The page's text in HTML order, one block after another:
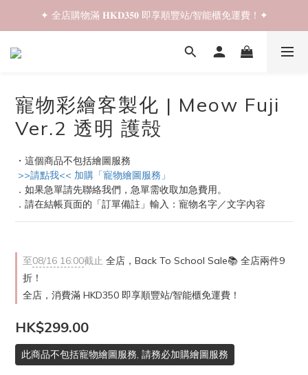
✦ 𝐁𝐚𝐜𝐤 𝐓𝐨 𝐒𝐜𝐡𝐨𝐨𝐥 𝐒𝐚𝐥𝐞📚 全店兩件𝟗折！✦
✦ 全店購物滿 𝐇𝐊𝐃𝟑𝟓𝟎 即享順豐站/智能櫃免運費！✦
✦ 𝐁𝐚𝐜𝐤 𝐓𝐨 𝐒𝐜𝐡𝐨𝐨𝐥 𝐒𝐚𝐥𝐞📚 全店兩件𝟗折！✦
寵物彩繪客製化 | Meow Fuji
Ver.2 透明 護殻
・這個商品不包括繪圖服務
>>請點我<< 加購「寵物繪圖服務」
．如果急單請先聯絡我們，急單需收取加急費用。
．請在結帳頁面的「訂單備註」輸入：寵物名字／文字內容
至08/16 16:00截止 全店，Back To School Sale📚 全店兩件9
折！
全店，消費滿 HKD350 即享順豐站/智能櫃免運費！
HK$299.00
此商品不包括寵物繪圖服務, 請務必加購繪圖服務